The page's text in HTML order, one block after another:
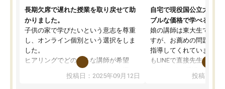
長期欠席で遅れた授業を取り戻せて助
かりました。
子供の家で学びたいという意志を尊重
し、オンライン個別という選択をしま
した。
ヒアリングでどのような講師が希望
か、オプションは付帯するかなど選ぶ
事が出来ました。
投稿日：2025年09月12日
自宅で現役国公立大学生
ブルな価格で学べる
娘の講師は東大生では無
すが、お薦めの問題集や
指導してくれています。
もLINEで直接先生に質問
めれるので、個人に合
投稿日：